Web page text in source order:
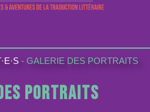
- GALERIE DES PORTRAITS
portraits